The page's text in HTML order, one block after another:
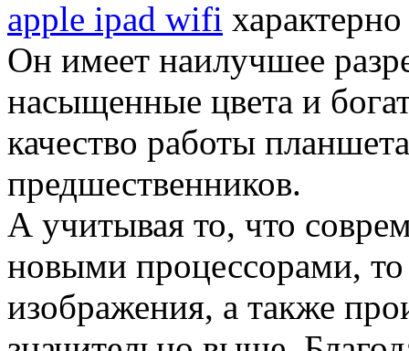
apple ipad wifi
Он имеет наилучшее
насыщенные цвета и
качество работы
предшественников.
А учитывая то, что
новыми процессорами, то
изображения, а также